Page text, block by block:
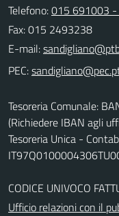
Telefono:015 691003
Fax: 015 2493238
E-mail:
PEC:
Tesoreria Comunale:
(Richiedere IBAN agli
Tesoreria Unica -
CODICE UNIVOCO
Ufficio relazioni con il